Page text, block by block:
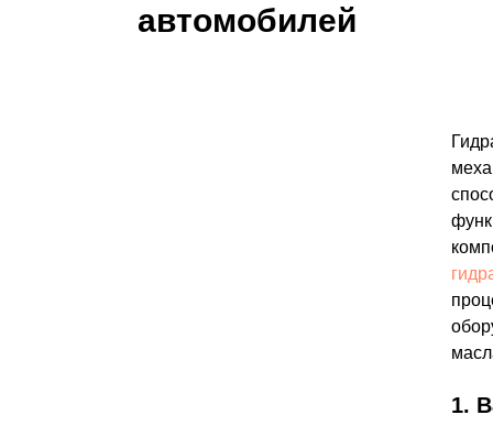
автомобилей
1.